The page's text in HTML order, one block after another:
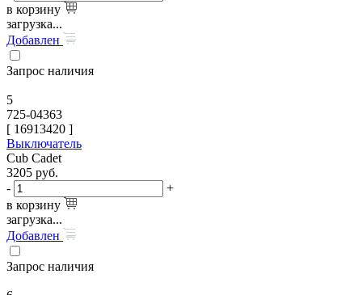
в корзину
загрузка...
Добавлен
Запрос наличия
5
725-04363
[ 16913420 ]
Выключатель
Cub Cadet
3205 руб.
-
+
в корзину
загрузка...
Добавлен
Запрос наличия